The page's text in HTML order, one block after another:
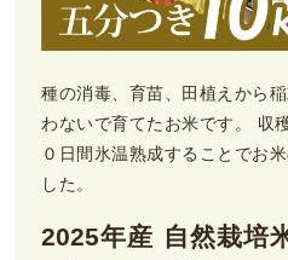
種の消毒、育苗、田植えから
わないで育てたお米です。 収
０日間氷温熟成することでお
した。
2025年産 自然栽培